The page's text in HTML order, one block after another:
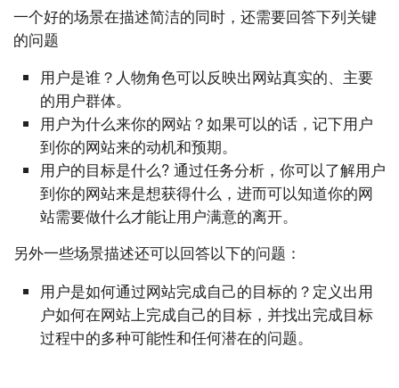
一个好的场景在描述简洁的同时，还需要回答下列关键
的问题
用户是谁？人物角色可以反映出网站真实的、主要
的用户群体。
用户为什么来你的网站？如果可以的话，记下用户
到你的网站来的动机和预期。
用户的目标是什么? 通过任务分析，你可以了解用户
到你的网站来是想获得什么，进而可以知道你的网
站需要做什么才能让用户满意的离开。
另外一些场景描述还可以回答以下的问题：
用户是如何通过网站完成自己的目标的？定义出用
户如何在网站上完成自己的目标，并找出完成目标
过程中的多种可能性和任何潜在的问题。